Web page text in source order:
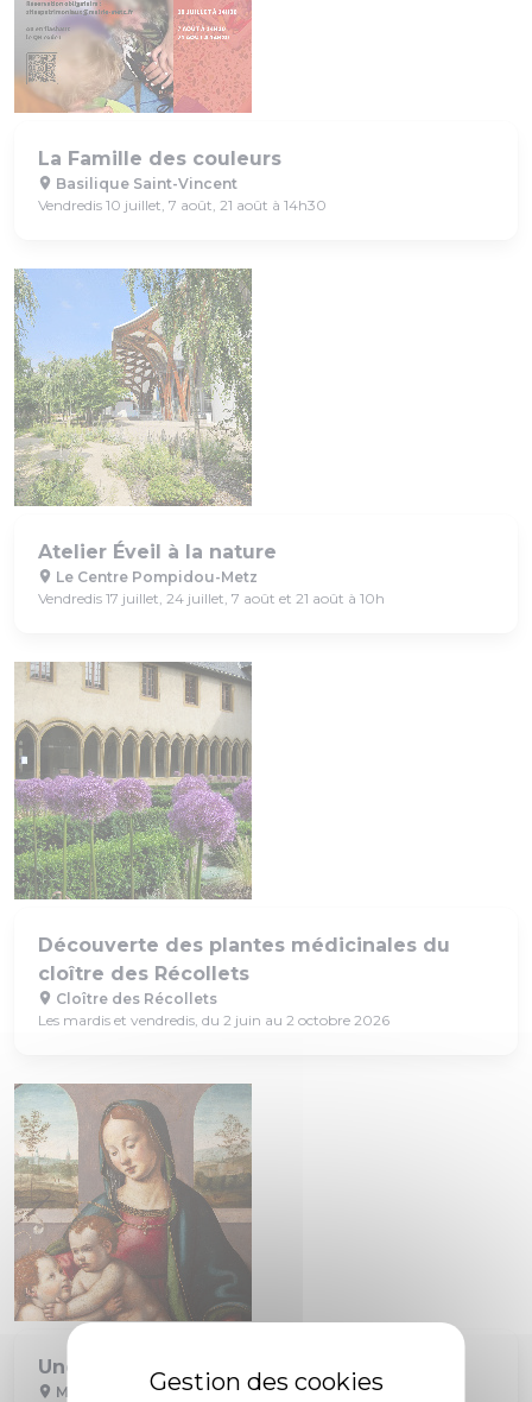
La Famille des couleurs
Basilique Saint-Vincent
Vendredis 10 juillet, 7 août, 21 août à 14h30
Atelier Éveil à la nature
Le Centre Pompidou-Metz
Vendredis 17 juillet, 24 juillet, 7 août et 21 août à 10h
Découverte des plantes médicinales du
cloître des Récollets
Cloître des Récollets
Les mardis et vendredis, du 2 juin au 2 octobre 2026
Une heure une salle : la salle Renaissance
Musée de La Cour d'Or